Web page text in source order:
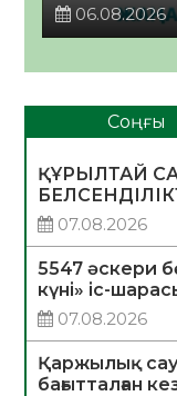
06.08.2026
Соңғы
ҚҰРЫЛТАЙ
07.08.2026
5547 әскери
күні» іс-
07.08.2026
Қаржылық
бағытталған